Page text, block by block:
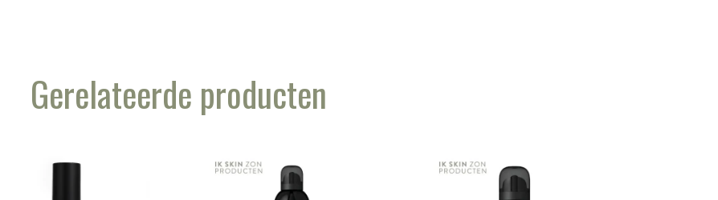
Gerelateerde producten